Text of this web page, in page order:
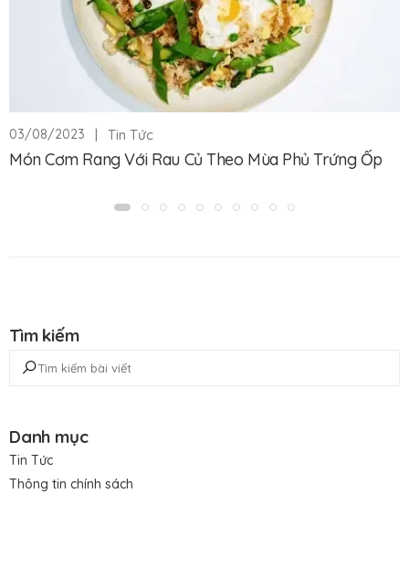
03/08/2023 | Tin Tức
Món Cơm Rang Với Rau Củ Theo Mùa Phủ Trứng Ốp
Tìm kiếm
Danh mục
Tin Tức
Thông tin chính sách